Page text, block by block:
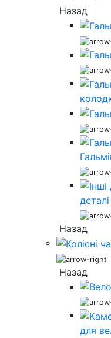
Назад
Назад
Назад
для